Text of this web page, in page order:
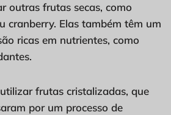
outras frutas secas, como
cranberry. Elas também têm um
ricas em nutrientes, como
frutas cristalizadas, que
por um processo de